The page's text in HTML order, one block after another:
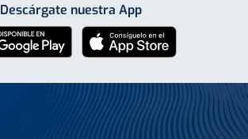
Descárgate nuestra App